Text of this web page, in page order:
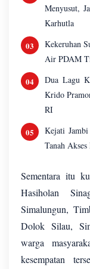
Menyusut,
Karhutla
Kekeruhan
Air PDAM
Dua Lagu
Krido
RI
Kejati Jambi
Tanah
Sementara itu
Hasiholan
Simalungun,
Dolok Silau,
warga
kesempatan